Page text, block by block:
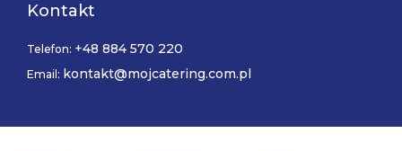
Kontakt
Telefon: +48 884 570 220
Email: kontakt@mojcatering.com.pl